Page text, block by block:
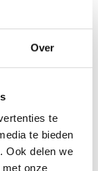
Over
te
te bieden
Ook delen we
onze
door de
een
zorgt voor
beleving van
van ruim